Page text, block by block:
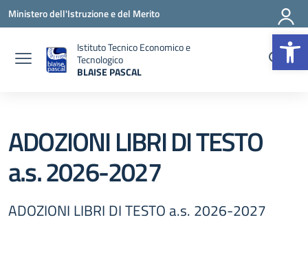
Vai ai contenuti
Vai al menu di navigazione
Vai al footer
Ministero dell'Istruzione e del Merito
Istituto Tecnico Economico e
Tecnologico
BLAISE PASCAL
ADOZIONI LIBRI DI TESTO
a.s. 2026-2027
ADOZIONI LIBRI DI TESTO a.s. 2026-2027